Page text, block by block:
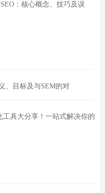
：核心概念、技巧及误
、目标及与SEM的对
工具大分享！一站式解决你的